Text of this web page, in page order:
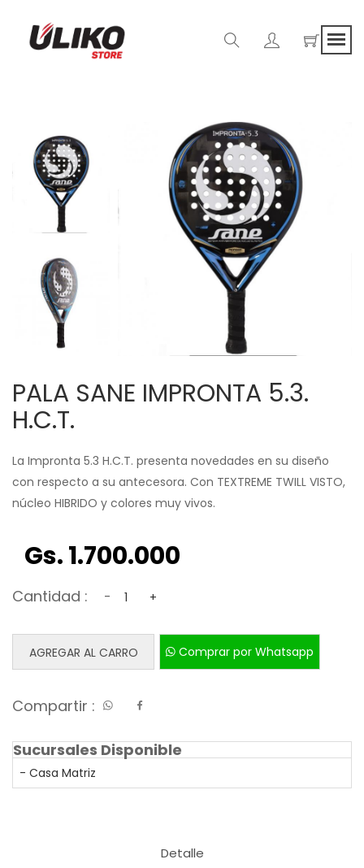
PALA SANE IMPRONTA 5.3.
H.C.T.
La Impronta 5.3 H.C.T. presenta novedades en su diseño
con respecto a su antecesora. Con TEXTREME TWILL VISTO,
núcleo HIBRIDO y colores muy vivos.
Gs. 1.700.000
Cantidad : - +
AGREGAR AL CARRO Comprar por Whatsapp
Compartir :
Sucursales Disponible
- Casa Matriz
Detalle